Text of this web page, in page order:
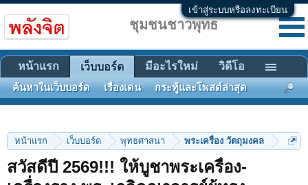
เข้าสู่ระบบหรือลงทะเบียน
หน้าแรก เว็บบอร์ด พุทธศาสนา พระเครื่อง วัตถุมงคล
สวัสดีปี 2569!!! ให้บูชาพระเครื่อง-
< ย้อนกลับ 523 524
ชุมชนชาวพุทธ
หน้าแรก เว็บบอร์ด
ค้นหาในเว็บบอร์ด เรื่องเด่น กระทู้และโพสต์ล่าสุด
มีอะไรใหม่ วิดีโอ